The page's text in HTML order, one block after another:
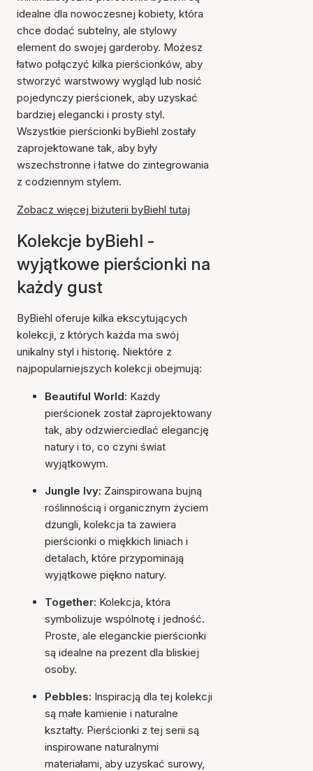
idealne dla nowoczesnej kobiety, która
chce dodać subtelny, ale stylowy
element do swojej garderoby. Możesz
łatwo połączyć kilka pierścionków, aby
stworzyć warstwowy wygląd lub nosić
pojedynczy pierścionek, aby uzyskać
bardziej elegancki i prosty styl.
Wszystkie pierścionki byBiehl zostały
zaprojektowane tak, aby były
wszechstronne i łatwe do zintegrowania
z codziennym stylem.
Zobacz więcej biżuterii byBiehl tutaj
Kolekcje byBiehl -
wyjątkowe pierścionki na
każdy gust
ByBiehl oferuje kilka ekscytujących
kolekcji, z których każda ma swój
unikalny styl i historię. Niektóre z
najpopularniejszych kolekcji obejmują:
Beautiful World: Każdy
pierścionek został zaprojektowany
tak, aby odzwierciedlać elegancję
natury i to, co czyni świat
wyjątkowym.
Jungle Ivy: Zainspirowana bujną
roślinnością i organicznym życiem
dżungli, kolekcja ta zawiera
pierścionki o miękkich liniach i
detalach, które przypominają
wyjątkowe piękno natury.
Together: Kolekcja, która
symbolizuje wspólnotę i jedność.
Proste, ale eleganckie pierścionki
są idealne na prezent dla bliskiej
osoby.
Pebbles: Inspiracją dla tej kolekcji
są małe kamienie i naturalne
kształty. Pierścionki z tej serii są
inspirowane naturalnymi
materiałami, aby uzyskać surowy,